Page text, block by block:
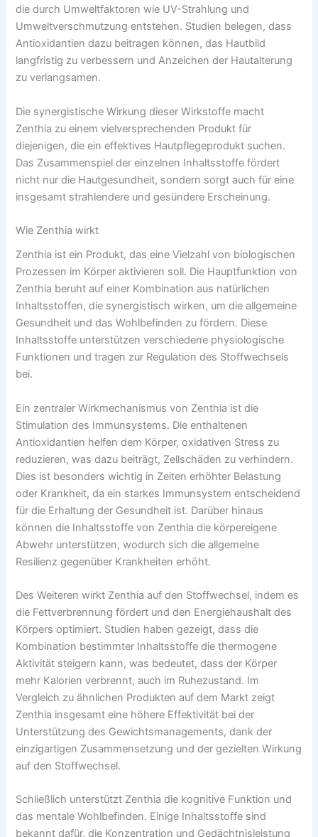
die durch Umweltfaktoren wie UV-Strahlung und
Umweltverschmutzung entstehen. Studien belegen, dass
Antioxidantien dazu beitragen können, das Hautbild
langfristig zu verbessern und Anzeichen der Hautalterung
zu verlangsamen.
Die synergistische Wirkung dieser Wirkstoffe macht
Zenthia zu einem vielversprechenden Produkt für
diejenigen, die ein effektives Hautpflegeprodukt suchen.
Das Zusammenspiel der einzelnen Inhaltsstoffe fördert
nicht nur die Hautgesundheit, sondern sorgt auch für eine
insgesamt strahlendere und gesündere Erscheinung.
Wie Zenthia wirkt
Zenthia ist ein Produkt, das eine Vielzahl von biologischen
Prozessen im Körper aktivieren soll. Die Hauptfunktion von
Zenthia beruht auf einer Kombination aus natürlichen
Inhaltsstoffen, die synergistisch wirken, um die allgemeine
Gesundheit und das Wohlbefinden zu fördern. Diese
Inhaltsstoffe unterstützen verschiedene physiologische
Funktionen und tragen zur Regulation des Stoffwechsels
bei.
Ein zentraler Wirkmechanismus von Zenthia ist die
Stimulation des Immunsystems. Die enthaltenen
Antioxidantien helfen dem Körper, oxidativen Stress zu
reduzieren, was dazu beiträgt, Zellschäden zu verhindern.
Dies ist besonders wichtig in Zeiten erhöhter Belastung
oder Krankheit, da ein starkes Immunsystem entscheidend
für die Erhaltung der Gesundheit ist. Darüber hinaus
können die Inhaltsstoffe von Zenthia die körpereigene
Abwehr unterstützen, wodurch sich die allgemeine
Resilienz gegenüber Krankheiten erhöht.
Des Weiteren wirkt Zenthia auf den Stoffwechsel, indem es
die Fettverbrennung fördert und den Energiehaushalt des
Körpers optimiert. Studien haben gezeigt, dass die
Kombination bestimmter Inhaltsstoffe die thermogene
Aktivität steigern kann, was bedeutet, dass der Körper
mehr Kalorien verbrennt, auch im Ruhezustand. Im
Vergleich zu ähnlichen Produkten auf dem Markt zeigt
Zenthia insgesamt eine höhere Effektivität bei der
Unterstützung des Gewichtsmanagements, dank der
einzigartigen Zusammensetzung und der gezielten Wirkung
auf den Stoffwechsel.
Schließlich unterstützt Zenthia die kognitive Funktion und
das mentale Wohlbefinden. Einige Inhaltsstoffe sind
bekannt dafür, die Konzentration und Gedächtnisleistung